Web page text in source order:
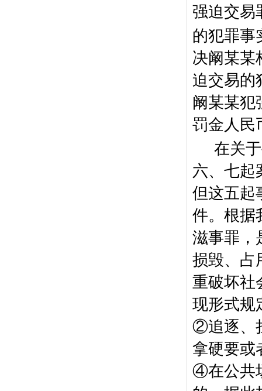
强迫交易
的犯罪事
决阚某某
迫交易的
阚某某犯
罚金人民
在关
六、七起
但这五起
件。根据
滋事罪，
损毁、占
重破坏社
现形式规
②追逐、
拿硬要或
④在公共